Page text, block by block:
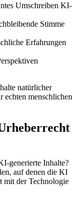
Umschreiben KI-
Stimme
Erfahrungen
natürlicher
echten menschlichen
generierte Inhalte?
auf denen die KI
mit der Technologie